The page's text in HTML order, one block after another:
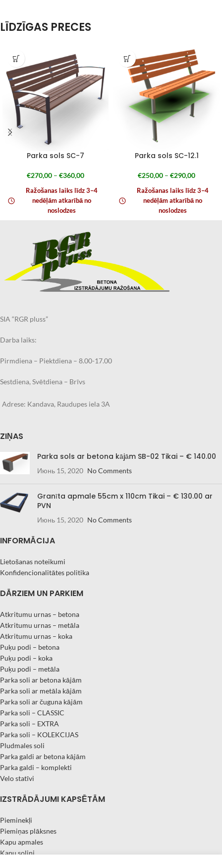
LĪDZĪGAS PRECES
Parka sols SC-7
€270,00 – €360,00
Ražošanas laiks līdz 3–4
nedēļām atkarībā no
noslodzes
Parka sols SC-12.1
€250,00 – €290,00
Ražošanas laiks līdz 3–4
nedēļām atkarībā no
noslodzes
SIA “RGR pluss”
Darba laiks:
Pirmdiena – Piektdiena – 8.00-17.00
Sestdiena, Svētdiena – Brīvs
Adrese: Kandava, Raudupes iela 3A
ZIŅAS
Parka sols ar betona kājām SB-02 Tikai – € 140.00
Июнь 15, 2020 No Comments
Granīta apmale 55cm x 110cm Tikai – € 130.00 ar
PVN
Июнь 15, 2020 No Comments
INFORMĀCIJA
Lietošanas noteikumi
Konfidencionalitātes politika
DĀRZIEM UN PARKIEM
Atkritumu urnas – betona
Atkritumu urnas – metāla
Atkritumu urnas – koka
Puķu podi – betona
Puķu podi – koka
Puķu podi – metāla
Parka soli ar betona kājām
Parka soli ar metāla kājām
Parka soli ar čuguna kājām
Parka soli – CLASSIC
Parka soli – EXTRA
Parka soli – KOLEKCIJAS
Pludmales soli
Parka galdi ar betona kājām
Parka galdi – komplekti
Velo statīvi
IZSTRĀDĀJUMI KAPSĒTĀM
Pieminekļi
Piemiņas plāksnes
Kapu apmales
Kapu soliņi